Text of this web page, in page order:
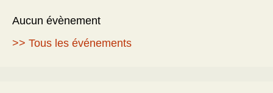
Aucun évènement
>> Tous les événements